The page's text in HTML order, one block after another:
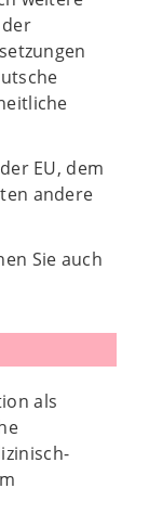
EU, dem
andere
Sie auch
als